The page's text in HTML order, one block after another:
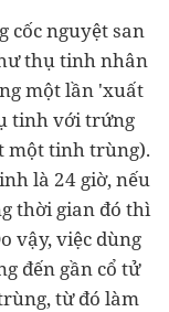
cốc nguyệt san
thụ tinh nhân
một lần 'xuất
tinh với trứng
một tinh trùng).
là 24 giờ, nếu
thời gian đó thì
vậy, việc dùng
đến gần cổ tử
từ đó làm